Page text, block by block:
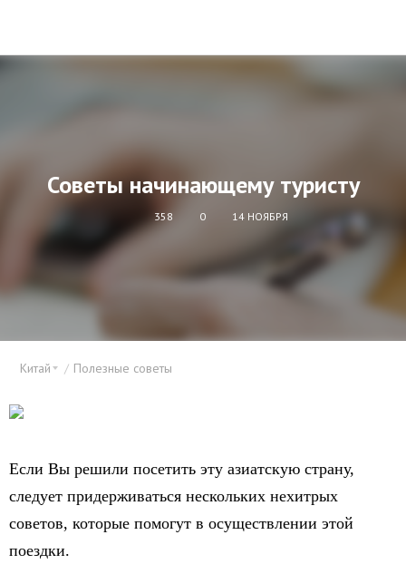
Советы начинающему туристу
358 0 14 НОЯБРЯ
Китай Полезные советы
Если Вы решили посетить эту азиатскую страну,
следует придерживаться нескольких нехитрых
советов, которые помогут в осуществлении этой
поездки.